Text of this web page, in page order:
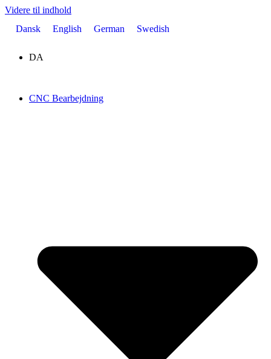
Videre til indhold
Dansk
English German Swedish
DA
CNC Bearbejdning